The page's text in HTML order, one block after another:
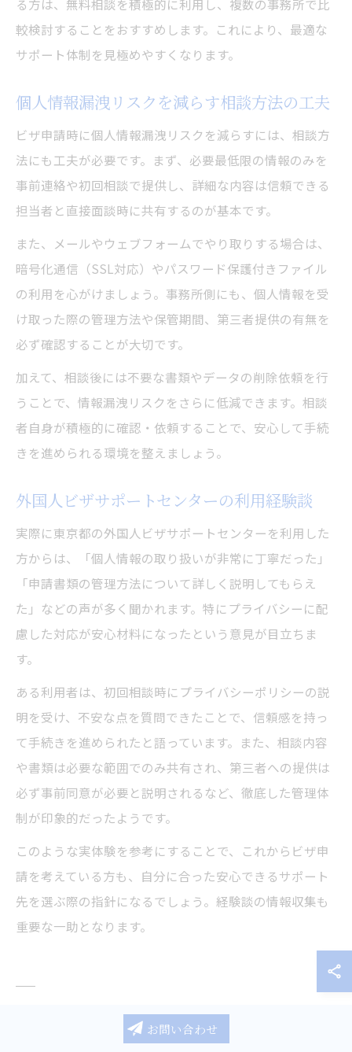
る方は、無料相談を積極的に利用し、複数の事務所で比
較検討することをおすすめします。これにより、最適な
サポート体制を見極めやすくなります。
個人情報漏洩リスクを減らす相談方法の工夫
ビザ申請時に個人情報漏洩リスクを減らすには、相談方
法にも工夫が必要です。まず、必要最低限の情報のみを
事前連絡や初回相談で提供し、詳細な内容は信頼できる
担当者と直接面談時に共有するのが基本です。
また、メールやウェブフォームでやり取りする場合は、
暗号化通信（SSL対応）やパスワード保護付きファイル
の利用を心がけましょう。事務所側にも、個人情報を受
け取った際の管理方法や保管期間、第三者提供の有無を
必ず確認することが大切です。
加えて、相談後には不要な書類やデータの削除依頼を行
うことで、情報漏洩リスクをさらに低減できます。相談
者自身が積極的に確認・依頼することで、安心して手続
きを進められる環境を整えましょう。
外国人ビザサポートセンターの利用経験談
実際に東京都の外国人ビザサポートセンターを利用した
方からは、「個人情報の取り扱いが非常に丁寧だった」
「申請書類の管理方法について詳しく説明してもらえ
た」などの声が多く聞かれます。特にプライバシーに配
慮した対応が安心材料になったという意見が目立ちま
す。
ある利用者は、初回相談時にプライバシーポリシーの説
明を受け、不安な点を質問できたことで、信頼感を持っ
て手続きを進められたと語っています。また、相談内容
や書類は必要な範囲でのみ共有され、第三者への提供は
必ず事前同意が必要と説明されるなど、徹底した管理体
制が印象的だったようです。
このような実体験を参考にすることで、これからビザ申
請を考えている方も、自分に合った安心できるサポート
先を選ぶ際の指針になるでしょう。経験談の情報収集も
重要な一助となります。
ビザ申請における機密保持のチェッ
お問い合わせ